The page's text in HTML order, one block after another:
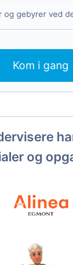
og gebyrer ved
Kom i gang
og